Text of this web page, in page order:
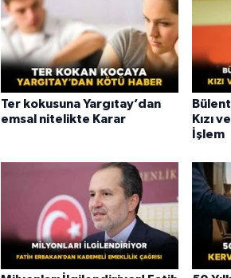
Ter kokusuna Yargıtay’dan
emsal nitelikte Karar
Kızı
İşlem